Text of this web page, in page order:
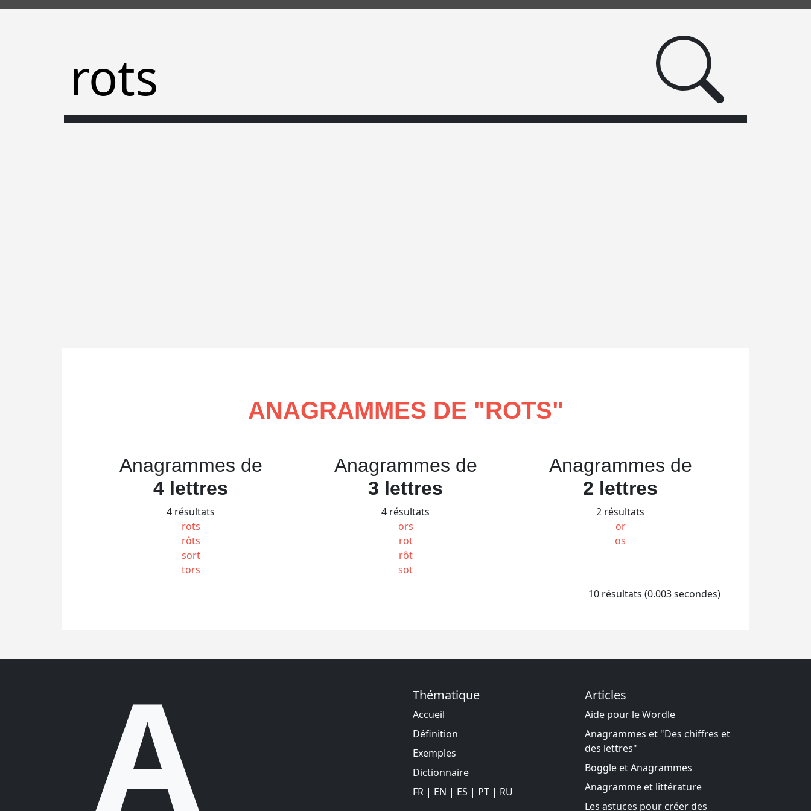
ANAGRAMMES DE "ROTS"
Anagrammes de
4 lettres
4 résultats
rots
rôts
sort
tors
Anagrammes de
3 lettres
4 résultats
ors
rot
rôt
sot
Anagrammes de
2 lettres
2 résultats
or
os
10 résultats (0.003 secondes)
A Thématique
Accueil
Définition
Exemples
Dictionnaire
FR | EN | ES | PT | RU
Articles
Aide pour le Wordle
Anagrammes et "Des chiffres et
des lettres"
Boggle et Anagrammes
Anagramme et littérature
Les astuces pour créer des